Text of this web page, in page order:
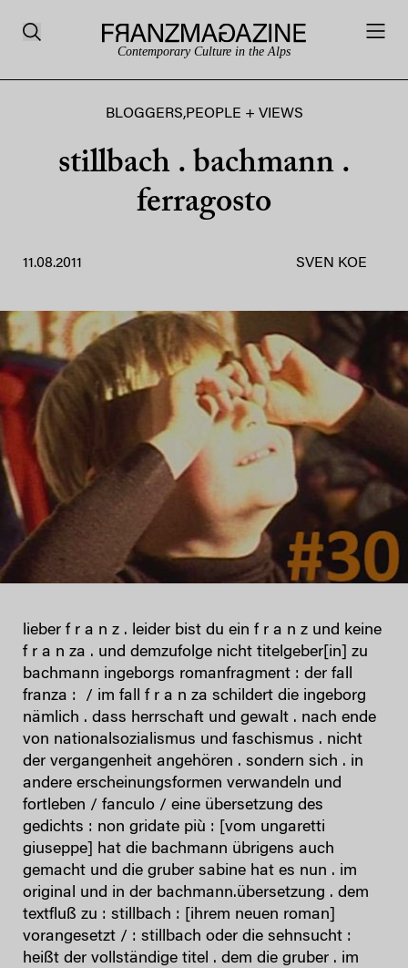
Contemporary Culture in the Alps
BLOGGERS,PEOPLE + VIEWS
stillbach . bachmann .
ferragosto
11.08.2011 SVEN KOE
lieber f r a n z . leider bist du ein f r a n z und keine
f r a n za . und demzufolge nicht titelgeber[in] zu
bachmann ingeborgs romanfragment : der fall
franza : / im fall f r a n za schildert die ingeborg
nämlich . dass herrschaft und gewalt . nach ende
von nationalsozialismus und faschismus . nicht
der vergangenheit angehören . sondern sich . in
andere erscheinungsformen verwandeln und
fortleben / fanculo / eine übersetzung des
gedichts : non gridate più : [vom ungaretti
giuseppe] hat die bachmann übrigens auch
gemacht und die gruber sabine hat es nun . im
original und in der bachmann.übersetzung . dem
textfluß zu : stillbach : [ihrem neuen roman]
vorangesetzt / : stillbach oder die sehnsucht :
heißt der vollständige titel . dem die gruber . im